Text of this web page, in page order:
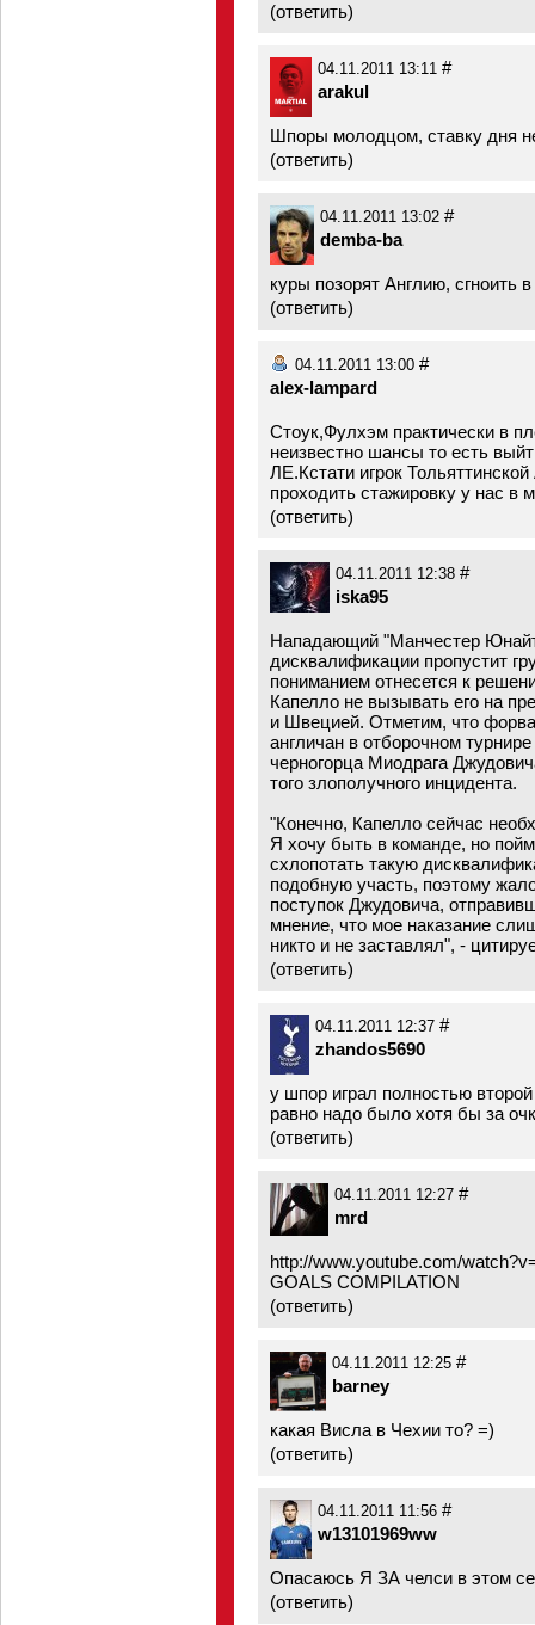
(ответить)
04.11.2011 13:11 #
arakul
Шпоры молодцом, ставку дня
(ответить)
04.11.2011 13:02 #
demba-ba
куры позорят Англию, сгноить
(ответить)
04.11.2011 13:00 #
alex-lampard
Стоук,Фулхэм практически в
неизвестно шансы то есть
ЛЕ.Кстати игрок
проходить стажировку у нас в
(ответить)
04.11.2011 12:38 #
iska95
Нападающий "Манчестер
дисквалификации пропустит
пониманием отнесется к
Капелло не вызывать его на
и Швецией. Отметим, что
англичан в отборочном
черногорца Миодрага
того злополучного инцидента.
"Конечно, Капелло сейчас
Я хочу быть в команде, но
схлопотать такую
подобную участь, поэтому
поступок Джудовича,
мнение, что мое наказание
никто и не заставлял", -
(ответить)
04.11.2011 12:37 #
zhandos5690
у шпор играл полностью
равно надо было хотя бы за
(ответить)
04.11.2011 12:27 #
mrd
http://www.youtube.com/
GOALS COMPILATION
(ответить)
04.11.2011 12:25 #
barney
какая Висла в Чехии то? =)
(ответить)
04.11.2011 11:56 #
w13101969ww
Опасаюсь Я ЗА челси в этом
(ответить)